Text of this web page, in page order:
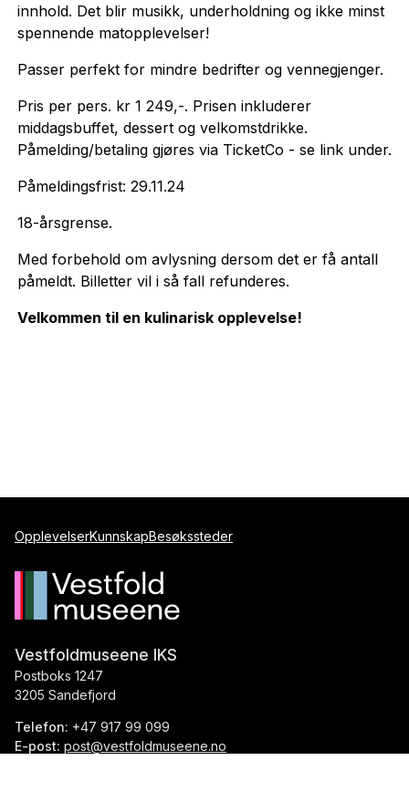
innhold. Det blir musikk, underholdning og ikke minst
spennende matopplevelser!
Passer perfekt for mindre bedrifter og vennegjenger.
Pris per pers. kr 1 249,-. Prisen inkluderer
middagsbuffet, dessert og velkomstdrikke.
Påmelding/betaling gjøres via TicketCo - se link under.
Påmeldingsfrist: 29.11.24
18-årsgrense.
Med forbehold om avlysning dersom det er få antall
påmeldt. Billetter vil i så fall refunderes.
Velkommen til en kulinarisk opplevelse!
OpplevelserKunnskapBesøkssteder
Vestfoldmuseene IKS
Postboks 1247
3205 Sandefjord
Telefon: +47 917 99 099
E-post: post@vestfoldmuseene.no